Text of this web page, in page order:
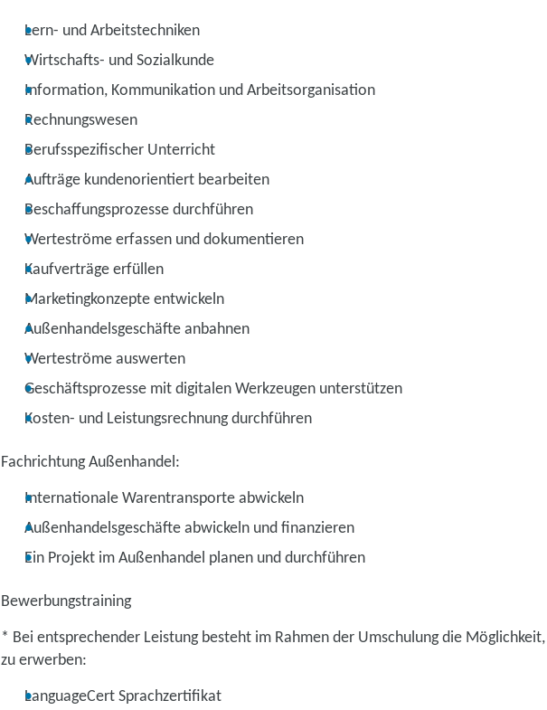
Lern- und Arbeitstechniken
Wirtschafts- und Sozialkunde
Information, Kommunikation und Arbeitsorganisation
Rechnungswesen
Berufsspezifischer Unterricht
Aufträge kundenorientiert bearbeiten
Beschaffungsprozesse durchführen
Werteströme erfassen und dokumentieren
Kaufverträge erfüllen
Marketingkonzepte entwickeln
Außenhandelsgeschäfte anbahnen
Werteströme auswerten
Geschäftsprozesse mit digitalen Werkzeugen unterstützen
Kosten- und Leistungsrechnung durchführen
Fachrichtung Außenhandel:
Internationale Warentransporte abwickeln
Außenhandelsgeschäfte abwickeln und finanzieren
Ein Projekt im Außenhandel planen und durchführen
Bewerbungstraining
* Bei entsprechender Leistung besteht im Rahmen der Umschulung die
zu erwerben:
LanguageCert Sprachzertifikat